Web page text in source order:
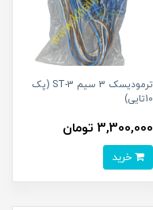
ترمودیسک 3 سیم ST-3 (پک
10تایی)
3,300,000 تومان